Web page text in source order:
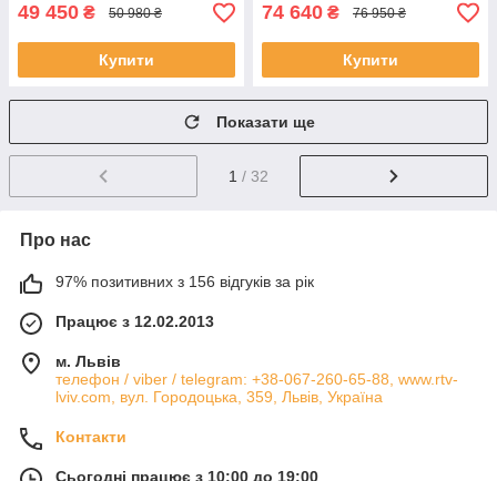
49 450 ₴ 50 980 ₴
Купити
74 640 ₴ 76 950 ₴
Купити
Показати ще
1 / 32
Про нас
97% позитивних з 156 відгуків за рік
Працює з 12.02.2013
м. Львів
телефон / viber / telegram: +38-067-260-65-88, www.rtv-
lviv.com, вул. Городоцька, 359, Львів, Україна
Контакти
Сьогодні працює з 10:00 до 19:00